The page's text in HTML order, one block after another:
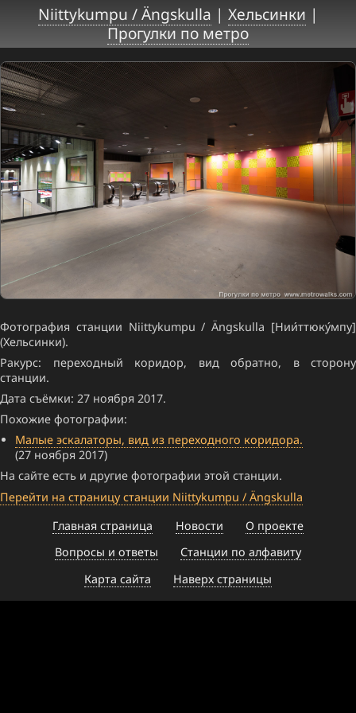
Niittykumpu / Ängskulla | Хельсинки |
Прогулки по метро
Фотография станции Niittykumpu / Ängskulla [Нии́ттюку́мпу]
(Хельсинки).
Ракурс: переходный коридор, вид обратно, в сторону
станции.
Дата съёмки: 27 ноября 2017.
Похожие фотографии:
Малые эскалаторы, вид из переходного коридора.
(27 ноября 2017)
На сайте есть и другие фотографии этой станции.
Перейти на страницу станции Niittykumpu / Ängskulla
Главная страница
Новости
О проекте
Вопросы и ответы
Станции по алфавиту
Карта сайта
Наверх страницы